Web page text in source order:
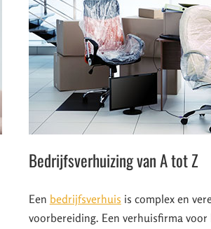
Bedrijfsverhuizing van A tot Z
Een bedrijfsverhuis is complex en
voorbereiding. Een verhuisfirma